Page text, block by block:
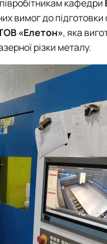
кафедри
вимог до
«Елетон», яка
різки металу.